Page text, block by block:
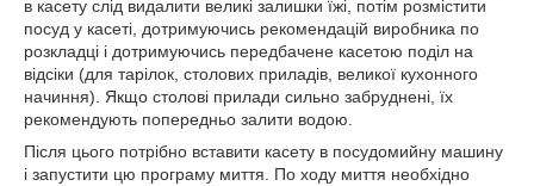
в касету слід видалити великі залишки їжі, потім розмістити
посуд у касеті, дотримуючись рекомендацій виробника по
розкладці і дотримуючись передбачене касетою поділ на
відсіки (для тарілок, столових приладів, великої кухонного
начиння). Якщо столові прилади сильно забруднені, їх
рекомендують попередньо залити водою.
Після цього потрібно вставити касету в посудомийну машину
і запустити цю програму миття. По ходу миття необхідно